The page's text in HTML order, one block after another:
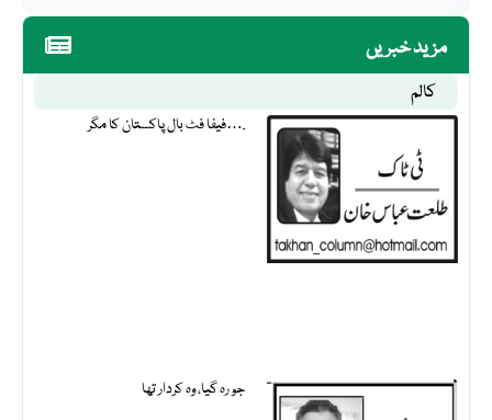
مزید خبریں
کالم
فیفا فٹ بال پاکستان کا مگر….
جو رہ گیا، وہ کردار تھا